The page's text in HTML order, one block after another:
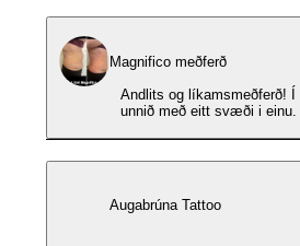
Magnifico meðferð
Andlits og líkamsmeðferð!
unnið með eitt svæði i einu.
Augabrúna Tattoo